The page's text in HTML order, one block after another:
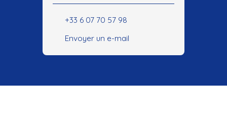
+33 6 07 70 57 98
Envoyer un e-mail